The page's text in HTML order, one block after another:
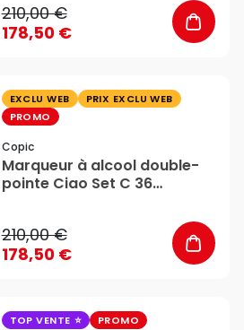
210,00 €
178,50 €
EXCLU WEB
PRIX EXCLU WEB
PROMO
Copic
Marqueur à alcool double-
pointe Ciao Set C 36
210,00 €
178,50 €
TOP VENTE PROMO